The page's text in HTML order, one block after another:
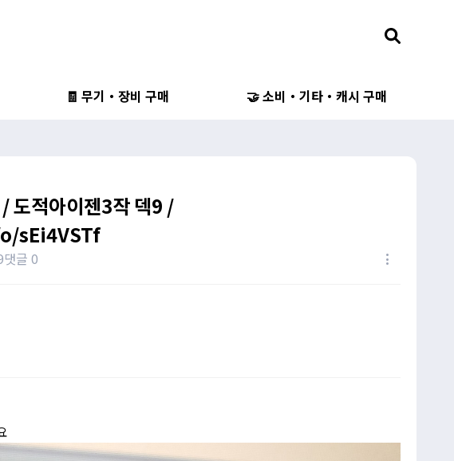
🧾 무기・장비 구매 🤝 소비・기타・캐시 구매
적아이젠3작 덱9 /
sEi4VSTf
댓글 0